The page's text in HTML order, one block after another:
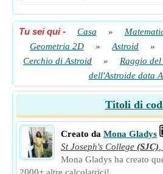
Tu sei qui- Casa »
Geometria 2D
» Astroid »
Cerchio di Astroid
»
Raggio
dell'Astroide data
Titoli di
Creato da Mona Gladys
St Joseph's College (SJC)
Mona Gladys ha creato